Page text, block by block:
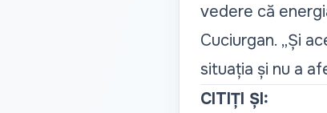
vedere că
Cuciurgan. „Și
situația și nu a
CITIȚI ȘI: